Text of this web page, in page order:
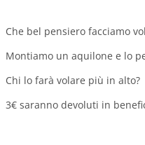
Che bel pensiero facciamo
Montiamo un aquilone e lo
Chi lo farà volare più in alto?
3€ saranno devoluti in